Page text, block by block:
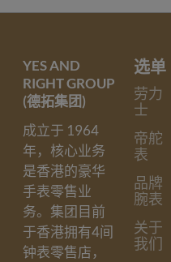
选单
劳力
士
帝舵
表
品牌
腕表
关于
我们
YES AND
RIGHT GROUP
(德拓集团)
成立于 1964
年，核心业务
是香港的豪华
手表零售业
务。集团目前
于香港拥有4间
钟表零售店，